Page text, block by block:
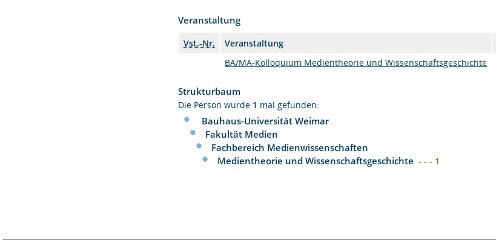
Veranstaltung
Vst.-Nr. Veranstaltung
BA/MA-Kolloquium Medientheorie und Wissenschaftsgeschichte
Strukturbaum
Die Person wurde 1 mal gefunden:
Bauhaus-Universität Weimar
Fakultät Medien
Fachbereich Medienwissenschaften
Medientheorie und Wissenschaftsgeschichte - - - 1